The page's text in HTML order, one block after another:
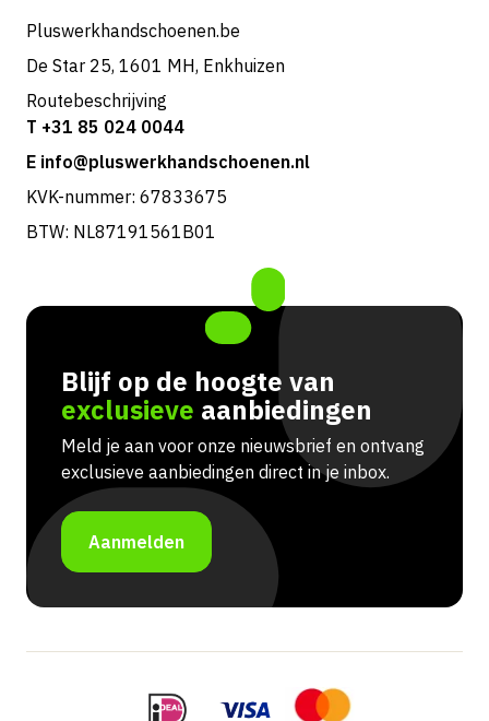
Pluswerkhandschoenen.be
De Star 25, 1601 MH, Enkhuizen
Routebeschrijving
T +31 85 024 0044
E info@pluswerkhandschoenen.nl
KVK-nummer: 67833675
BTW: NL87191561B01
Blijf op de hoogte van
exclusieve aanbiedingen
Meld je aan voor onze nieuwsbrief en ontvang
exclusieve aanbiedingen direct in je inbox.
Aanmelden